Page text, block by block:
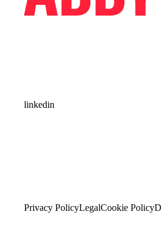
linkedin
Privacy PolicyLegalCookie Policy